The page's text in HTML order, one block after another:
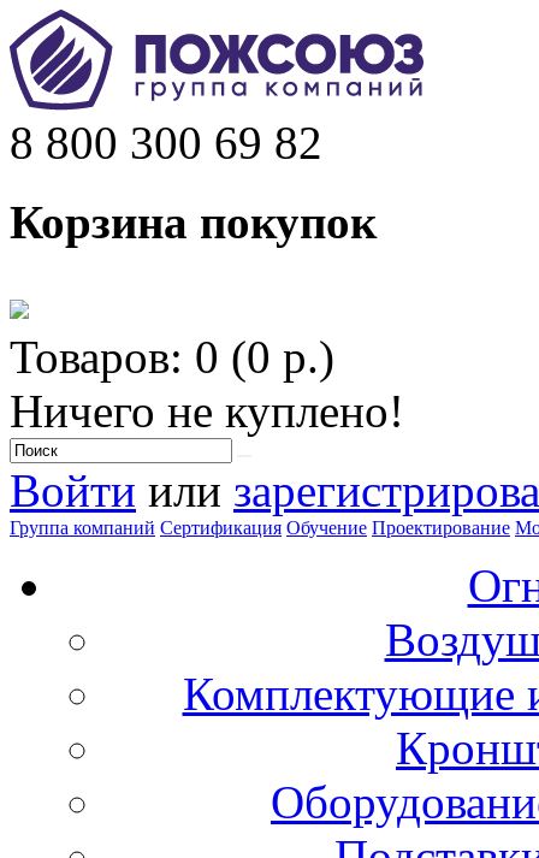
8 800 300 69 82
Корзина покупок
Товаров: 0 (0 р.)
Ничего не куплено!
Войти или
Группа компаний Сертификация Обучение Проектирование
Комплектующие